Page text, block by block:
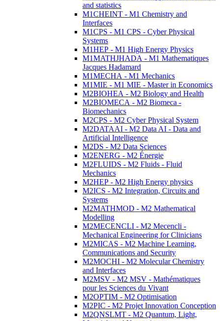
and statistics
M1CHEINT - M1 Chemistry and
Interfaces
M1CPS - M1 CPS - Cyber Physical
Systems
M1HEP - M1 High Energy Physics
M1MATHJHADA - M1 Mathematiques
Jacques Hadamard
M1MECHA - M1 Mechanics
M1MIE - M1 MIE - Master in Economics
M2BIOHEA - M2 Biology and Health
M2BIOMECA - M2 Biomeca -
Biomechanics
M2CPS - M2 Cyber Physical System
M2DATAAI - M2 Data AI - Data and
Artificial Intelligence
M2DS - M2 Data Sciences
M2ENERG - M2 Énergie
M2FLUIDS - M2 Fluids - Fluid
Mechanics
M2HEP - M2 High Energy physics
M2ICS - M2 Integration, Circuits and
Systems
M2MATHMOD - M2 Mathematical
Modelling
M2MECENCLI - M2 Mecencli -
Mechanical Engineering for Clinicians
M2MICAS - M2 Machine Learning,
Communications and Security
M2MOCHI - M2 Molecular Chemistry
and Interfaces
M2MSV - M2 MSV - Mathématiques
pour les Sciences du Vivant
M2OPTIM - M2 Optimisation
M2PIC - M2 Projet Innovation Conception
M2QNSLMT - M2 Quantum, Light,